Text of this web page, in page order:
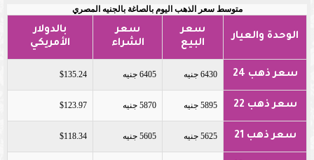
متوسط سعر الذهب اليوم بالصاغة بالجنيه المصري
الوحدة والعيار
سعر
البيع
سعر
الشراء
بالدولار
الأمريكي
سعر ذهب 24 6430 جنيه 6405 جنيه $135.24
سعر ذهب 22 5895 جنيه 5870 جنيه $123.97
سعر ذهب 21 5625 جنيه 5605 جنيه $118.34